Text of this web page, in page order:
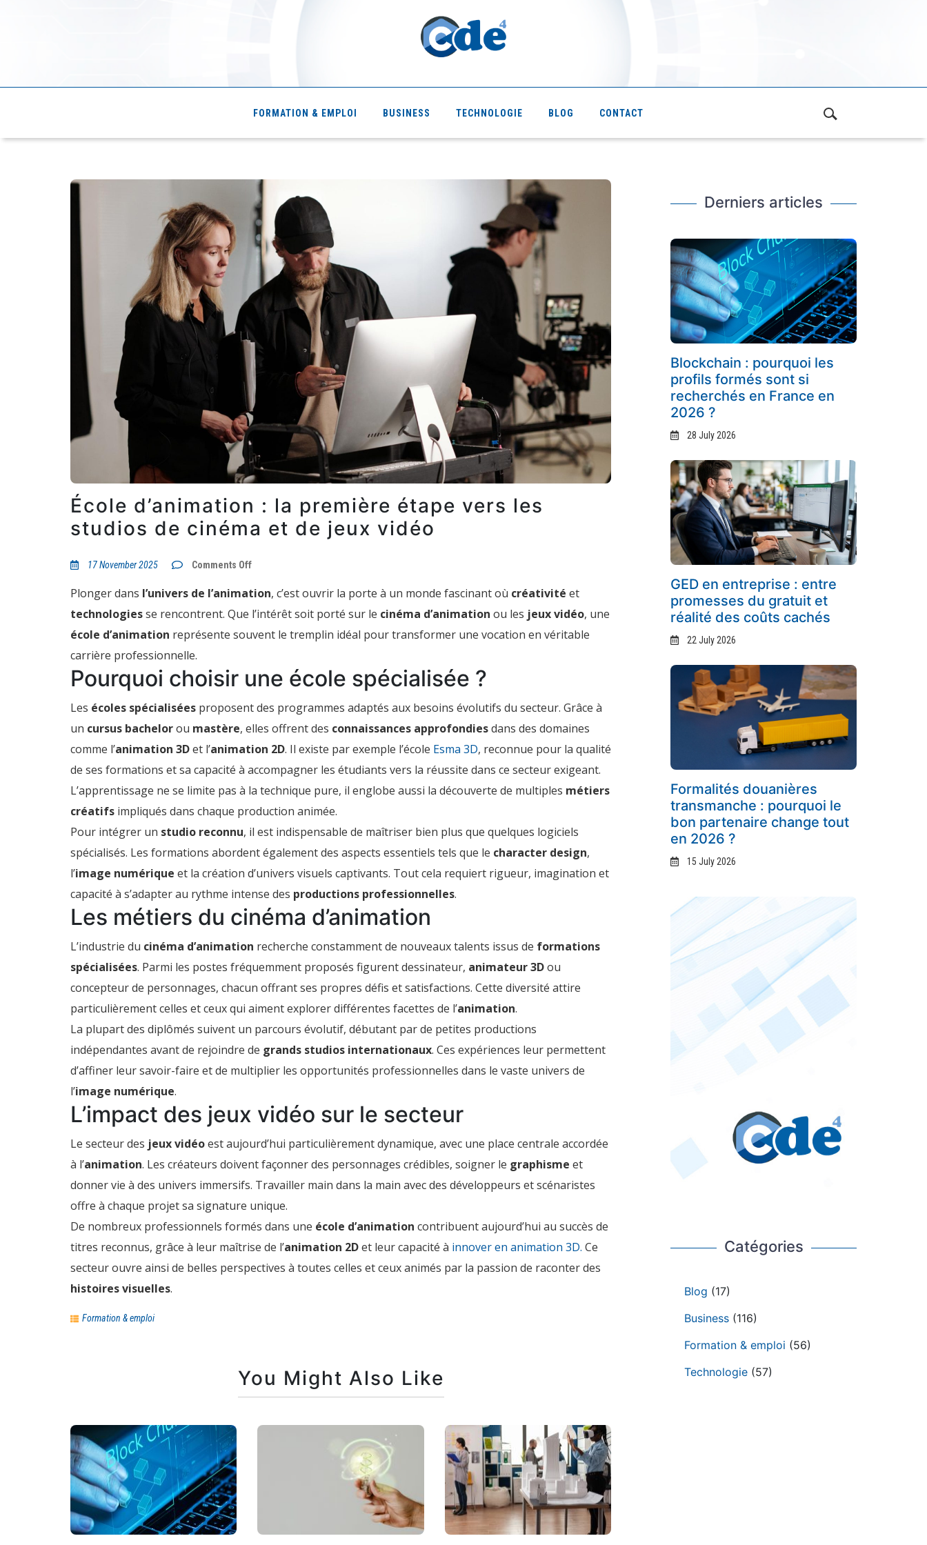
FORMATION & EMPLOI BUSINESS TECHNOLOGIE BLOG CONTACT
École d’animation : la première étape vers les
studios de cinéma et de jeux vidéo
17 November 2025 Comments Offon
:
première
vers
de
cinéma
de
jeux
vidéo
Plonger dans l’univers de l’animation, c’est ouvrir la porte à un monde fascinant où créativité et
technologiesse rencontrent. Que l’intérêt soit porté sur le cinéma d’animation ou les jeux vidéo, une
école d’animation représente souvent le tremplin idéal pour transformer une vocation en véritable
carrière professionnelle.
Pourquoi choisir une école spécialisée ?
Les écoles spécialisées proposent des programmes adaptés aux besoins évolutifs du secteur. Grâce à
un cursus bachelorou mastère, elles offrent des connaissances approfondiesdans des domaines
comme l’animation 3Det l’animation 2D. Il existe par exemple l’école Esma 3D, reconnue pour la qualité
de ses formations et sa capacité à accompagner les étudiants vers la réussite dans ce secteur exigeant.
L’apprentissage ne se limite pas à la technique pure, il englobe aussi la découverte de multiples métiers
créatifs impliqués dans chaque production animée.
Pour intégrer un studio reconnu, il est indispensable de maîtriser bien plus que quelques logiciels
spécialisés. Les formations abordent également des aspects essentiels tels que le character design,
l’image numérique et la création d’univers visuels captivants. Tout cela requiert rigueur, imagination et
capacité à s’adapter au rythme intense des productions professionnelles.
Les métiers du cinéma d’animation
L’industrie du cinéma d’animation recherche constamment de nouveaux talents issus de formations
spécialisées. Parmi les postes fréquemment proposés figurent dessinateur, animateur 3Dou
concepteur de personnages, chacun offrant ses propres défis et satisfactions. Cette diversité attire
particulièrement celles et ceux qui aiment explorer différentes facettes de l’animation.
La plupart des diplômés suivent un parcours évolutif, débutant par de petites productions
indépendantes avant de rejoindre de grands studios internationaux. Ces expériences leur permettent
d’affiner leur savoir-faire et de multiplier les opportunités professionnelles dans le vaste univers de
l’image numérique.
L’impact des jeux vidéo sur le secteur
Le secteur des jeux vidéoest aujourd’hui particulièrement dynamique, avec une place centrale accordée
à l’animation. Les créateurs doivent façonner des personnages crédibles, soigner le graphisme et
donner vie à des univers immersifs. Travailler main dans la main avec des développeurs et scénaristes
offre à chaque projet sa signature unique.
De nombreux professionnels formés dans une école d’animation contribuent aujourd’hui au succès de
titres reconnus, grâce à leur maîtrise de l’animation 2Det leur capacité à innover en animation 3D. Ce
secteur ouvre ainsi de belles perspectives à toutes celles et ceux animés par la passion de raconter des
histoires visuelles.
Formation & emploi
You Might Also Like
Derniers articles
Blockchain : pourquoi les
profils formés sont si
recherchés en France en
2026 ?
28 July 2026
GED en entreprise : entre
promesses du gratuit et
réalité des coûts cachés
22 July 2026
Formalités douanières
transmanche : pourquoi le
bon partenaire change tout
en 2026 ?
15 July 2026
Catégories
Blog (17)
Business (116)
Formation & emploi (56)
Technologie (57)